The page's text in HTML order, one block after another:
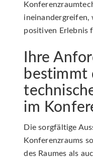
ineinandergreifen,
positiven Erlebnis
Ihre
bestimmt
im
Die sorgfältige
Konferenzraums
des Raumes als